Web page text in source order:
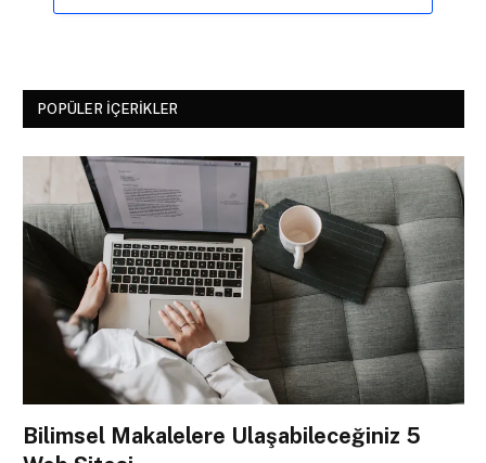
POPÜLER İÇERIKLER
Bilimsel Makalelere Ulaşabileceğiniz 5